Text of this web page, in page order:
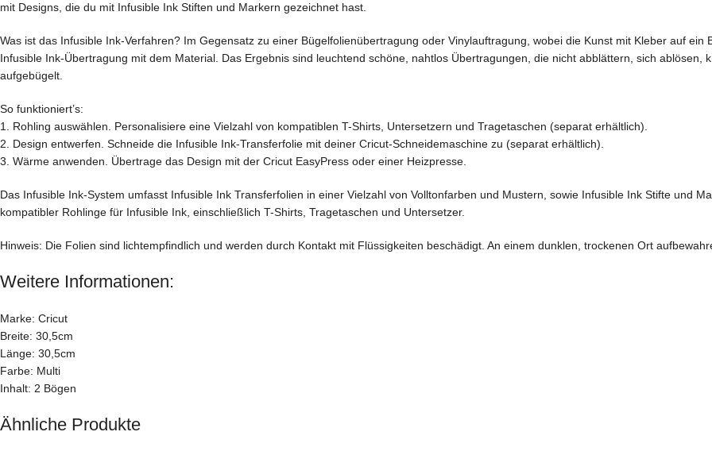
mit Designs, die du mit Infusible Ink Stiften und Markern gezeichnet hast.
Was ist das Infusible Ink-Verfahren? Im Gegensatz zu einer Bügelfolienübertragung oder Vinylauftragung, wobei die Kunst mit Kleber auf
Infusible Ink-Übertragung mit dem Material. Das Ergebnis sind leuchtend schöne, nahtlos Übertragungen, die nicht abblättern, sich ablösen,
aufgebügelt.
So funktioniert’s:
1. Rohling auswählen. Personalisiere eine Vielzahl von kompatiblen T-Shirts, Untersetzern und Tragetaschen (separat erhältlich).
2. Design entwerfen. Schneide die Infusible Ink-Transferfolie mit deiner Cricut-Schneidemaschine zu (separat erhältlich).
3. Wärme anwenden. Übertrage das Design mit der Cricut EasyPress oder einer Heizpresse.
Das Infusible Ink-System umfasst Infusible Ink Transferfolien in einer Vielzahl von Volltonfarben und Mustern, sowie Infusible Ink Stifte und
kompatibler Rohlinge für Infusible Ink, einschließlich T-Shirts, Tragetaschen und Untersetzer.
Hinweis: Die Folien sind lichtempfindlich und werden durch Kontakt mit Flüssigkeiten beschädigt. An einem dunklen, trockenen Ort
Weitere Informationen:
Marke: Cricut
Breite: 30,5cm
Länge: 30,5cm
Farbe: Multi
Inhalt: 2 Bögen
Ähnliche Produkte